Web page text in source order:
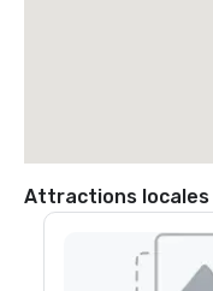
Attractions locales